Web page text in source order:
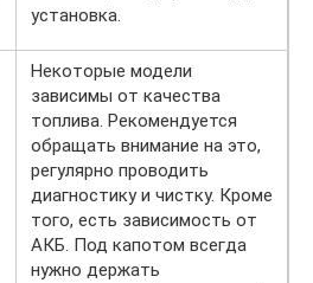
установка.
Некоторые модели
зависимы от качества
топлива. Рекомендуется
обращать внимание на это,
регулярно проводить
диагностику и чистку. Кроме
того, есть зависимость от
АКБ. Под капотом всегда
нужно держать